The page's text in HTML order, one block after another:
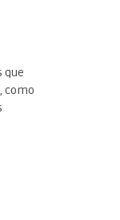
que
como